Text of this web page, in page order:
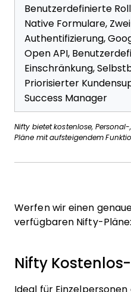
Benutzerdefinierte
Native Formulare,
Authentifizierung,
Open API,
Einschränkung,
Priorisierter
Success Manager
Nifty bietet kostenlose,
Pläne mit aufsteigendem
Werfen wir einen
verfügbaren Nifty-Pläne:
Nifty
Ideal für